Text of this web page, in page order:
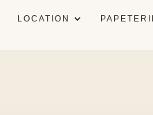
LOCATION